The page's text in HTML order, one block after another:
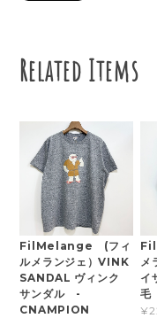
Related Items
FilMelange (フィ
ルメランジェ）VINK
SANDAL ヴィンク
サンダル -
CNAMPION
メ
イ
毛